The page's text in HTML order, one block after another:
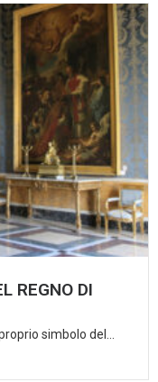
REGNO DI
simbolo del...